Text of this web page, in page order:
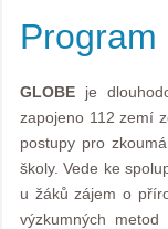
Program
GLOBE je
zapojeno 112 zemí
postupy pro
školy. Vede ke
u žáků zájem o
výzkumných